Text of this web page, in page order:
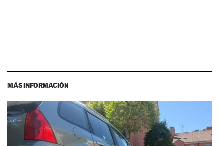
MÁS INFORMACIÓN